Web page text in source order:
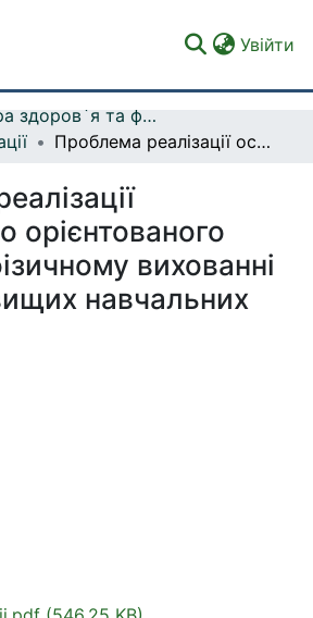
Увійти
Кафедра здоров`я та фізичної рекреації
Проблема реалізації особистісно орієнтованого підходу в фізичному вихованні студентів вищих навчальних закладів
орієнтованого
вихованні
навчальних